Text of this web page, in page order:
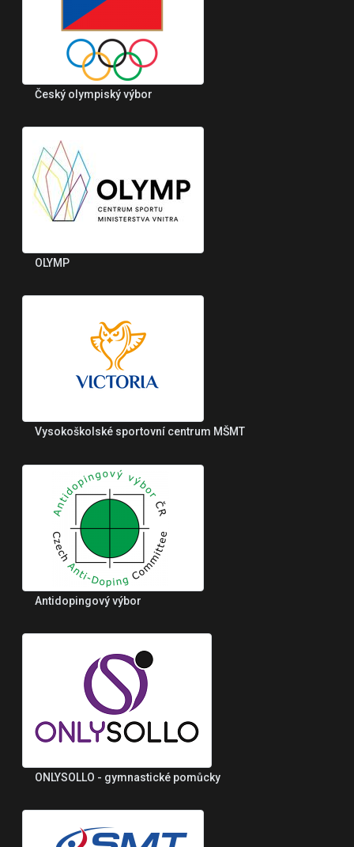
Český olympiský výbor
OLYMP
Vysokoškolské sportovní centrum MŠMT
Antidopingový výbor
ONLYSOLLO - gymnastické pomůcky